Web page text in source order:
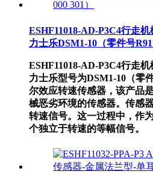
ESHF11018-AD-P3C4行走
力士乐DSM1-10（零件号
ESHF11018-AD-P3C4行走
力士乐型号为DSM1-10（零
尔效应转速传感器，该产品
械恶劣环境的传感器。传感
转速信号。这一过程中，作
个独立于转速的等幅信号。